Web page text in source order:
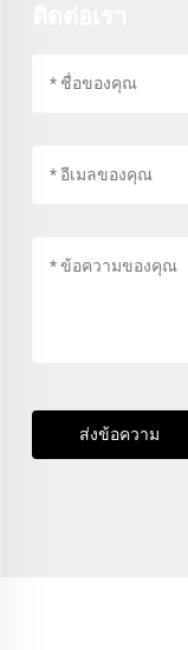
ส่งข้อความ